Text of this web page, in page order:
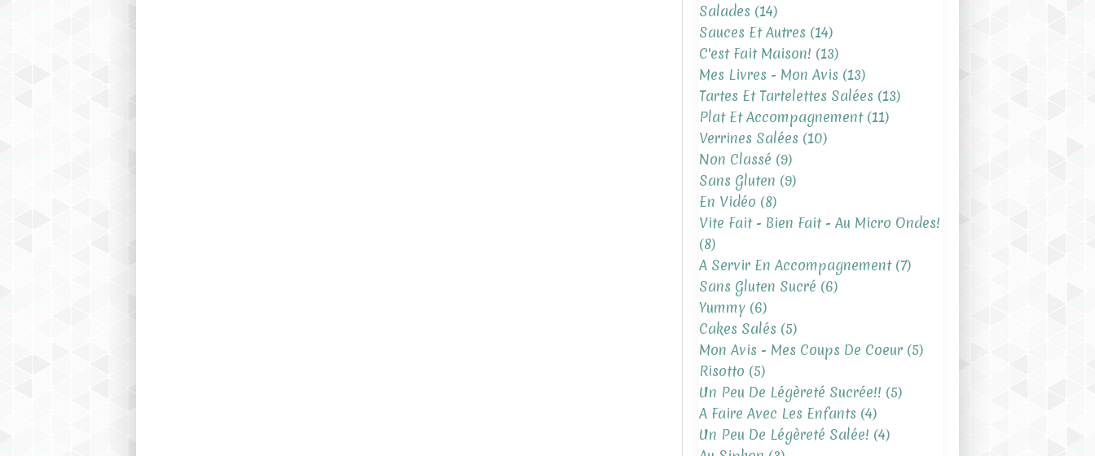
Salades (14)
Sauces Et Autres (14)
C'est Fait Maison! (13)
Mes Livres - Mon Avis (13)
Tartes Et Tartelettes Salées (13)
Plat Et Accompagnement(11)
Verrines Salées (10)
Non Classé (9)
Sans Gluten (9)
En Vidéo (8)
Vite Fait - Bien Fait - Au Micro Ondes!
(8)
A Servir En Accompagnement(7)
Sans Gluten Sucré (6)
Yummy (6)
Cakes Salés (5)
Mon Avis - Mes Coups De Coeur (5)
Risotto (5)
Un Peu De Légèreté Sucrée!! (5)
A Faire Avec Les Enfants (4)
Un Peu De Légèreté Salée! (4)